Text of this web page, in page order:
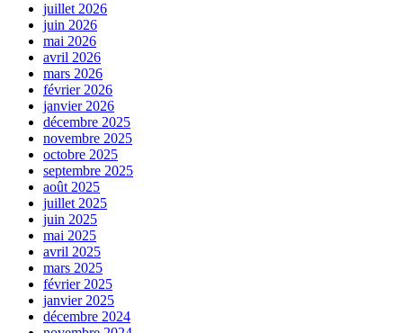
juillet 2026
juin 2026
mai 2026
avril 2026
mars 2026
février 2026
janvier 2026
décembre 2025
novembre 2025
octobre 2025
septembre 2025
août 2025
juillet 2025
juin 2025
mai 2025
avril 2025
mars 2025
février 2025
janvier 2025
décembre 2024